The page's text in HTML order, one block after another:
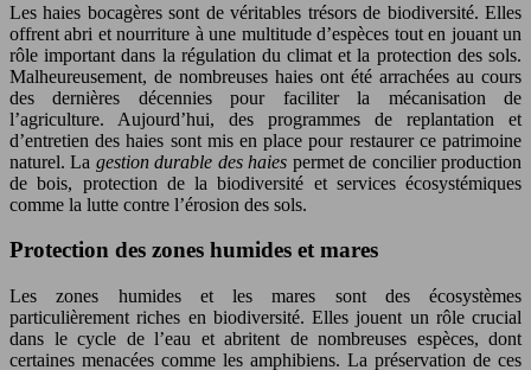
Les haies bocagères sont de véritables trésors de biodiversité. Elles
offrent abri et nourriture à une multitude d’espèces tout en jouant un
rôle important dans la régulation du climat et la protection des sols.
Malheureusement, de nombreuses haies ont été arrachées au cours
des dernières décennies pour faciliter la mécanisation de
l’agriculture. Aujourd’hui, des programmes de replantation et
d’entretien des haies sont mis en place pour restaurer ce patrimoine
naturel. La gestion durable des haies permet de concilier production
de bois, protection de la biodiversité et services écosystémiques
comme la lutte contre l’érosion des sols.
Protection des zones humides et mares
Les zones humides et les mares sont des écosystèmes
particulièrement riches en biodiversité. Elles jouent un rôle crucial
dans le cycle de l’eau et abritent de nombreuses espèces, dont
certaines menacées comme les amphibiens. La préservation de ces